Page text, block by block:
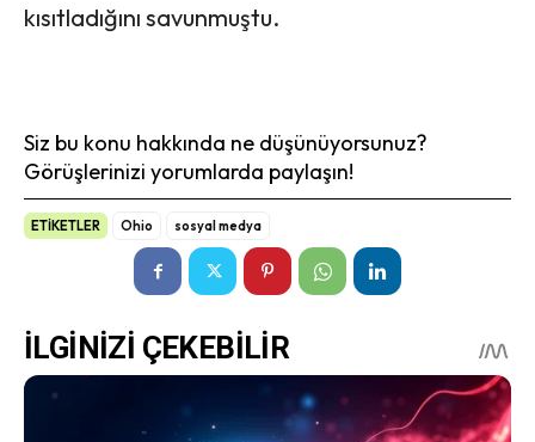
kısıtladığını savunmuştu.
Siz bu konu hakkında ne düşünüyorsunuz?
Görüşlerinizi yorumlarda paylaşın!
ETİKETLER Ohio sosyal medya